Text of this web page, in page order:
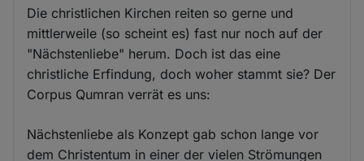
Die christlichen Kirchen reiten so gerne und
mittlerweile (so scheint es) fast nur noch auf der
"Nächstenliebe" herum. Doch ist das eine
christliche Erfindung, doch woher stammt sie? Der
Corpus Qumran verrät es uns:
Nächstenliebe als Konzept gab schon lange vor
dem Christentum in einer der vielen Strömungen